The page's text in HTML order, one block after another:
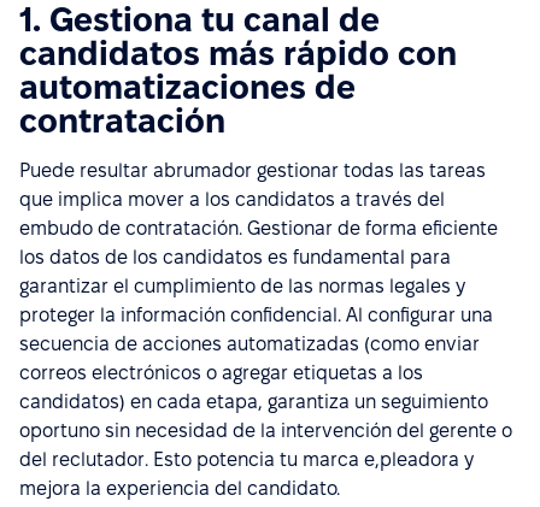
1. Gestiona tu canal de
candidatos más rápido con
automatizaciones de
contratación
Puede resultar abrumador gestionar todas las tareas
que implica mover a los candidatos a través del
embudo de contratación. Gestionar de forma eficiente
los datos de los candidatos es fundamental para
garantizar el cumplimiento de las normas legales y
proteger la información confidencial. Al configurar una
secuencia de acciones automatizadas (como enviar
correos electrónicos o agregar etiquetas a los
candidatos) en cada etapa, garantiza un seguimiento
oportuno sin necesidad de la intervención del gerente o
del reclutador. Esto potencia tu marca e,pleadora y
mejora la experiencia del candidato.